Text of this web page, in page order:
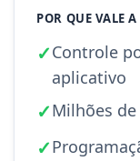
POR QUE VALE
✓Controle
aplicativo
✓Milhões
✓